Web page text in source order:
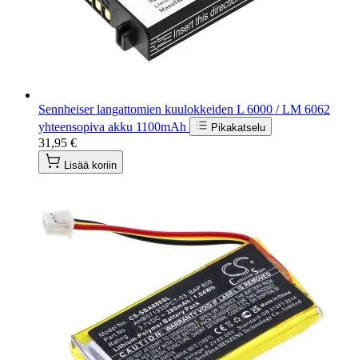
Sennheiser langattomien kuulokkeiden L 6000 / LM 6062
yhteensopiva akku 1100mAh
Pikakatselu
31,95 €
Lisää koriin